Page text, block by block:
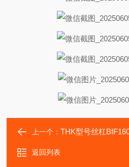
上一个：THK型号丝杠BIF1605-
返回列表